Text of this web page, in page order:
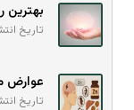
تاریخ انتشار:
عوارض
تاریخ انتشار: